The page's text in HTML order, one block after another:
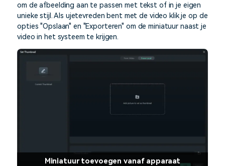
om de afbeelding aan te passen met tekst of in je eigen
unieke stijl. Als ujetevreden bent met de video klik je op de
opties "Opslaan" en "Exporteren" om de miniatuur naast je
video in het systeem te krijgen.
Miniatuur toevoegen vanaf apparaat